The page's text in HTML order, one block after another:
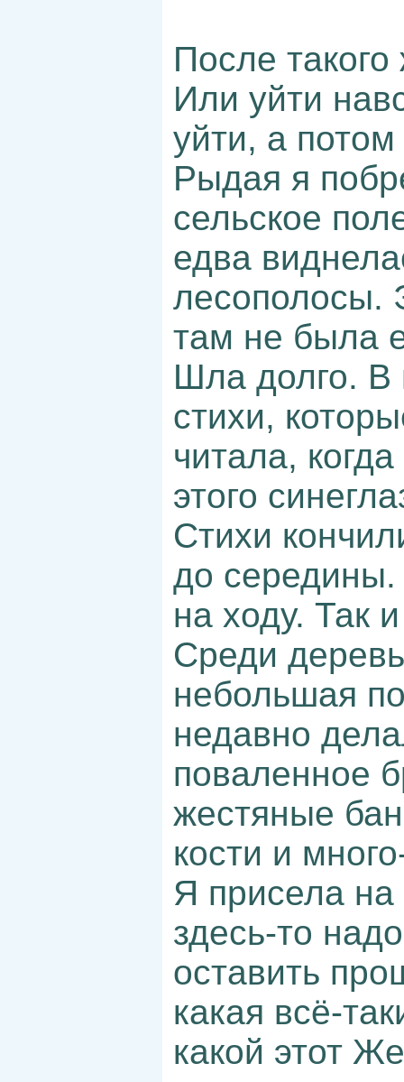
После
Или уйти
уйти, а
Рыдая я
сельское
едва
лесополосы.
там не была
Шла долго. В
стихи,
читала,
этого
Стихи
до середины.
на ходу. Так
Среди
небольшая
недавно
поваленное
жестяные
кости и
Я присела
здесь-то
оставить
какая всё-
какой этот